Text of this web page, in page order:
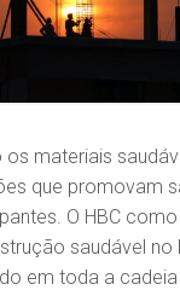
materiais
que promovam
O HBC
saudável no
em toda a